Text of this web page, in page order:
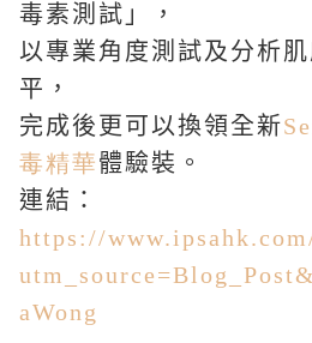
毒素測試」，
以專業角度測試及分析
平，
完成後更可以換領全新
毒精華體驗裝。
連結：
https://
aWong